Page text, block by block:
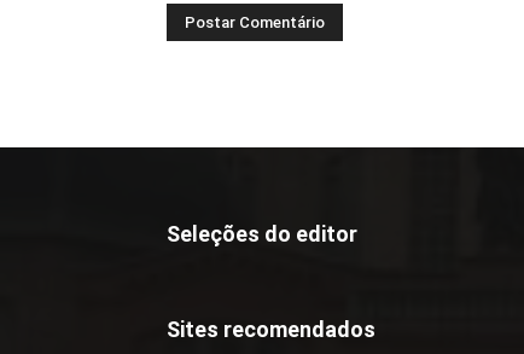
Seleções do editor
Sites recomendados